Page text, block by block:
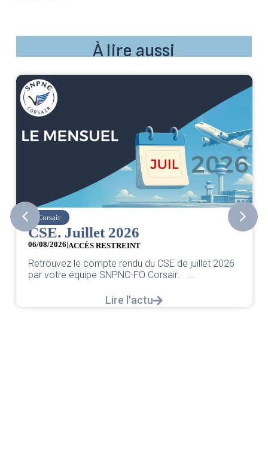
À lire aussi
Corsair
CSE. Juillet 2026
06/08/2026|ACCÈS RESTREINT
Retrouvez le compte rendu du CSE de juillet 2026
par votre équipe SNPNC-FO Corsair. ...
Lire l'actu